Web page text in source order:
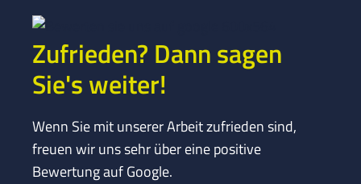
Zufrieden? Dann sagen
Sie's weiter!
Wenn Sie mit unserer Arbeit zufrieden sind,
freuen wir uns sehr über eine positive
Bewertung auf Google.